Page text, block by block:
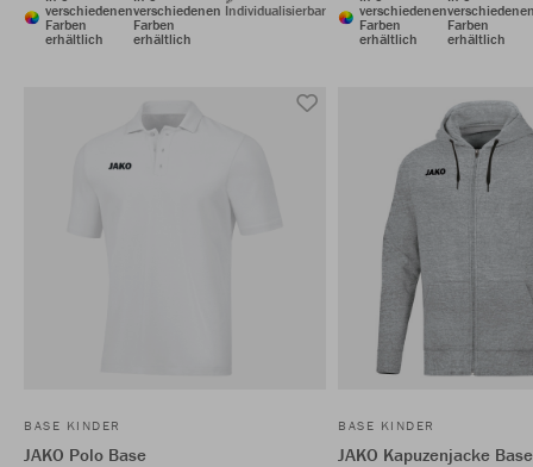
verschiedenen
Farben
erhältlich
verschiedenen
Farben
erhältlich
Individualisierbar
verschiedenen
Farben
erhältlich
Farben
erhältlich
BASE KINDER
JAKO Polo Base
BASE KINDER
JAKO Kapuzenjacke Base